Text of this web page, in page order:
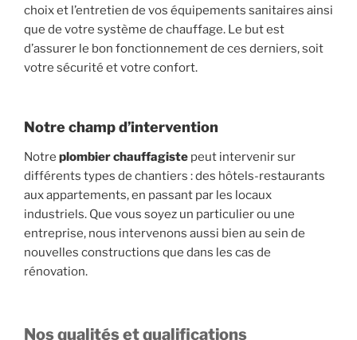
choix et l’entretien de vos équipements sanitaires ainsi
que de votre système de chauffage. Le but est
d’assurer le bon fonctionnement de ces derniers, soit
votre sécurité et votre confort.
Notre champ d’intervention
Notre plombier chauffagiste peut intervenir sur
différents types de chantiers : des hôtels-restaurants
aux appartements, en passant par les locaux
industriels. Que vous soyez un particulier ou une
entreprise, nous intervenons aussi bien au sein de
nouvelles constructions que dans les cas de
rénovation.
Nos qualités et qualifications